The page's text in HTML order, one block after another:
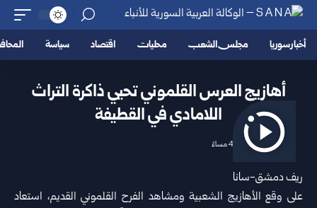
أخبار سوريا مجلس الشعب محليات اقتصاد سياسة
أهازيج العرس القلموني تحيي ذاكرة التراث
اللامادي في القطيفة
2026/06/08 4:01 مساءً
ريف دمشق-سانا
على وقع الأهازيج الشعبية ومشاهد الفرح القلموني القديم، استعاد